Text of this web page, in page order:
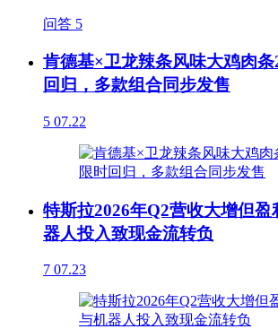
问答 5
肯德基×卫龙辣条风味大鸡肉
回归，多款组合同步发售
5 07.22
特斯拉2026年Q2营收大增但
器人投入致现金流转负
7 07.23